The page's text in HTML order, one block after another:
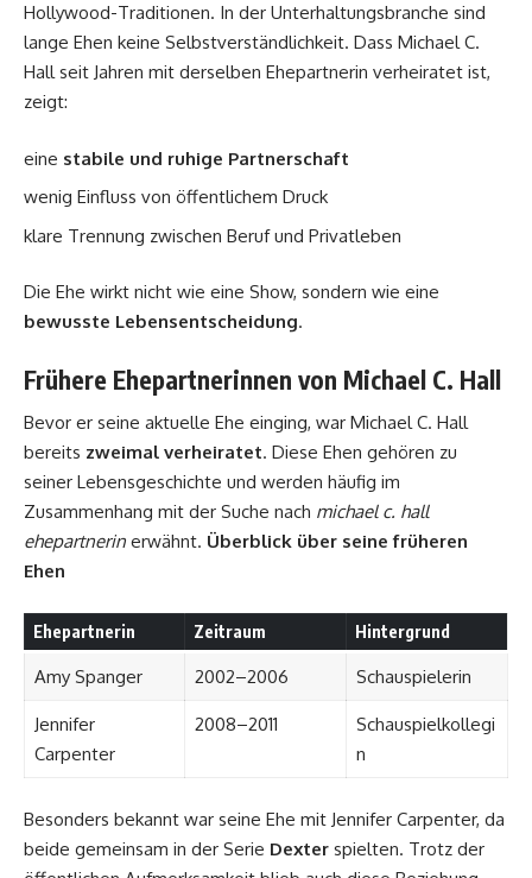
Hollywood-Traditionen. In der Unterhaltungsbranche sind
lange Ehen keine Selbstverständlichkeit. Dass Michael C.
Hall seit Jahren mit derselben Ehepartnerin verheiratet ist,
zeigt:
eine stabile und ruhige Partnerschaft
wenig Einfluss von öffentlichem Druck
klare Trennung zwischen Beruf und Privatleben
Die Ehe wirkt nicht wie eine Show, sondern wie eine
bewusste Lebensentscheidung.
Frühere Ehepartnerinnen von Michael C. Hall
Bevor er seine aktuelle Ehe einging, war Michael C. Hall
bereits zweimal verheiratet. Diese Ehen gehören zu
seiner Lebensgeschichte und werden häufig im
Zusammenhang mit der Suche nach michael c. hall
ehepartnerin erwähnt. Überblick über seine früheren
Ehen
Ehepartnerin Zeitraum Hintergrund
Amy Spanger 2002–2006 Schauspielerin
Jennifer
Carpenter
2008–2011
Schauspielkollegi
n
Besonders bekannt war seine Ehe mit Jennifer Carpenter, da
beide gemeinsam in der Serie Dexter spielten. Trotz der